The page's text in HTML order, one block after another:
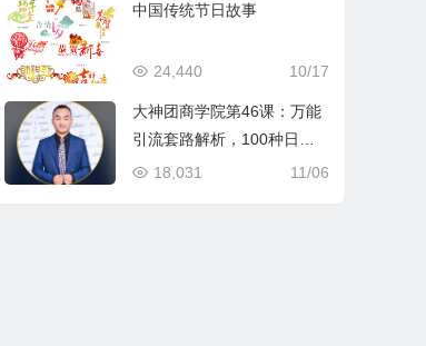
中国传统节日故事
10/17
24,440
大神团商学院第46课：万能
引流套路解析，100种日吸1
000精准流量的方法，让你
11/06
18,031